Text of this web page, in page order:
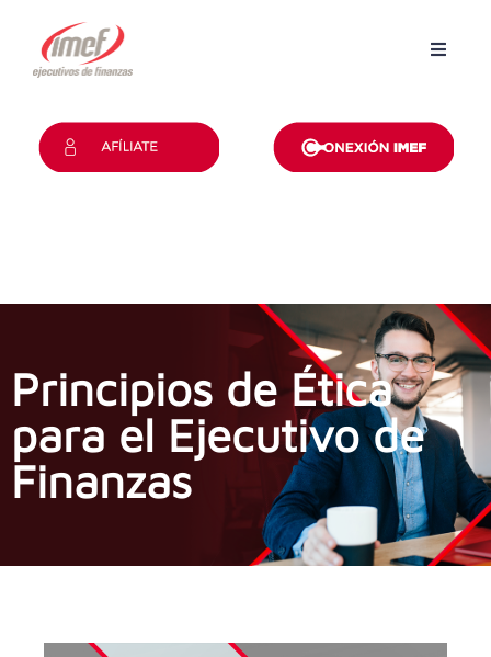
Certificaciones
Contacto
Principios de Ética
para el Ejecutivo de
Finanzas